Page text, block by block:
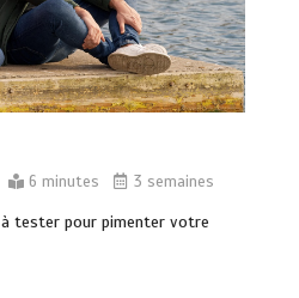
6 minutes 3 semaines
tester pour pimenter votre